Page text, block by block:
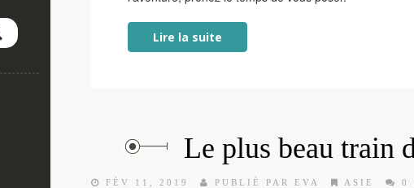
Lire la suite
Le plus beau train
FÉV 11, 2019 PUBLIÉ PAR EVA ASIE 0